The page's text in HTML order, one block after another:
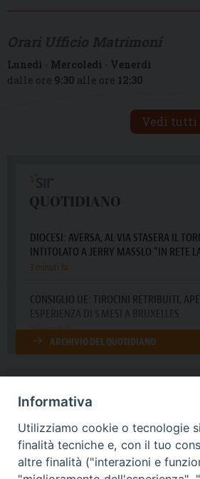
Lunedì - Mercoledì - Venerdì
dalle ore 9:30 alle ore 12:30
Vedi tutti
DIOCESI
Contatti:Tel.: 06.93268401 -
E-mail:
Informativa
Utilizziamo cookie o tecnologie
finalità tecniche e, con il tuo
altre finalità ("interazioni e